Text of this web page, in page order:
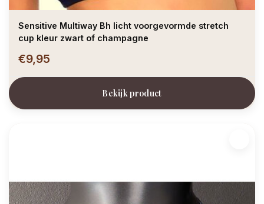
Sensitive Multiway Bh licht voorgevormde stretch
cup kleur zwart of champagne
€9,95
Bekijk product